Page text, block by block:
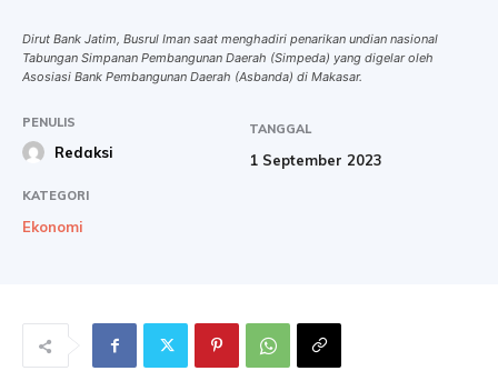
Dirut Bank Jatim, Busrul Iman saat menghadiri penarikan undian nasional
Tabungan Simpanan Pembangunan Daerah (Simpeda) yang digelar oleh
Asosiasi Bank Pembangunan Daerah (Asbanda) di Makasar.
PENULIS
Redaksi
TANGGAL
1 September 2023
KATEGORI
Ekonomi